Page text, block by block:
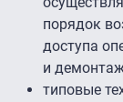
порядок
доступа
и
типовые